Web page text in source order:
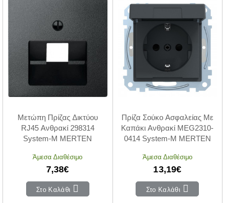
Μετώπη Πρίζας Δικτύου
RJ45 Ανθρακί 298314
System-M MERTEN
Άμεσα Διαθέσιμο
7,38€
Στο Καλάθι
Πρίζα Σούκο Ασφαλείας Με
Καπάκι Ανθρακί MEG2310-
0414 System-M MERTEN
Άμεσα Διαθέσιμο
13,19€
Στο Καλάθι